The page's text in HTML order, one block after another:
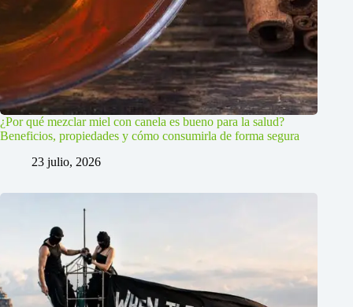
¿Por qué mezclar miel con canela es bueno para la salud?
Beneficios, propiedades y cómo consumirla de forma segura
23 julio, 2026